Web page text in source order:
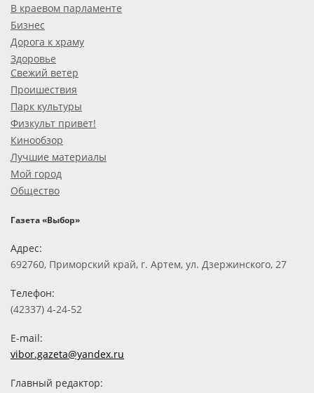
В краевом парламенте
Бизнес
Дорога к храму
Здоровье
Свежий ветер
Проишествия
Парк культуры
Физкульт привет!
Кинообзор
Лучшие материалы
Мой город
Общество
Газета «Выбор»
Адрес:
692760, Приморский край, г. Артем, ул. Дзержинского, 27
Телефон:
(42337) 4-24-52
E-mail:
vibor.gazeta@yandex.ru
Главный редактор: